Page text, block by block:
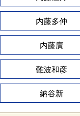
内藤多仲
内藤廣
難波和彦
納谷新